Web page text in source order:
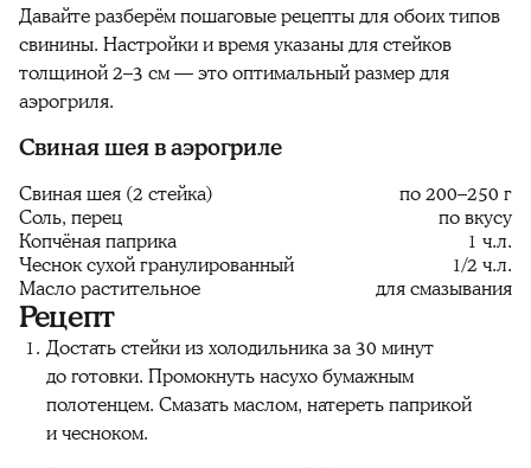
Давайте разберём пошаговые рецепты для обоих типов
свинины. Настройки и время указаны для стейков
толщиной 2–3 см — это оптимальный размер для
аэрогриля.
Свиная шея в аэрогриле
Свиная шея (2 стейка)
по 200–250 г
Соль, перец
по вкусу
Копчёная паприка
1 ч.л.
Чеснок сухой гранулированный
1/2 ч.л.
Масло растительное
для смазывания
Рецепт
Достать стейки из холодильника за 30 минут
до готовки. Промокнуть насухо бумажным
полотенцем. Смазать маслом, натереть паприкой
и чесноком.